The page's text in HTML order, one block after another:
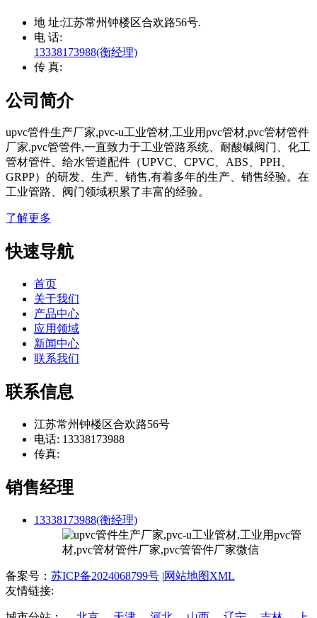
地 址:江苏常州钟楼区合欢路56号.
电 话:
13338173988(衡经理)
传 真:
公司简介
upvc管件生产厂家,pvc-u工业管材,工业用pvc管材,pvc管材管件
厂家,pvc管管件,一直致力于工业管路系统、耐酸碱阀门、化工
管材管件、给水管道配件（UPVC、CPVC、ABS、PPH、
GRPP）的研发、生产、销售,有着多年的生产、销售经验。在
工业管路、阀门领域积累了丰富的经验。
了解更多
快速导航
首页
关于我们
产品中心
应用领域
新闻中心
联系我们
联系信息
江苏常州钟楼区合欢路56号
电话: 13338173988
传真:
销售经理
13338173988(衡经理)
备案号： 苏ICP备2024068799号 |网站地图XML
友情链接: